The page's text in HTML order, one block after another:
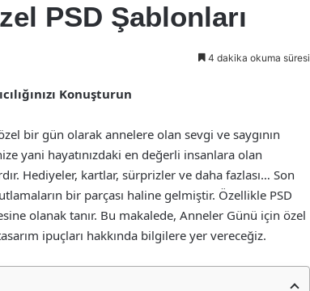
PSD Şablonları
4 dakika okuma süresi
Konuşturun
bir gün olarak annelere olan sevgi ve saygının
yani hayatınızdaki en değerli insanlara olan
Hediyeler, kartlar, sürprizler ve daha fazlası… Son
bir parçası haline gelmiştir. Özellikle PSD
olanak tanır. Bu makalede, Anneler Günü için özel
ipuçları hakkında bilgilere yer vereceğiz.